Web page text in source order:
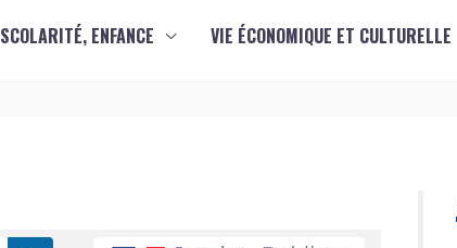
SCOLARITÉ, ENFANCE VIE ÉCONOMIQUE ET CULTURELLE